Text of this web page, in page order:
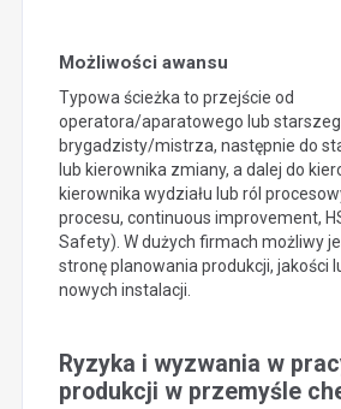
Możliwości awansu
Typowa ścieżka to przejście od
operatora/aparatowego lub
brygadzisty/mistrza, następnie do
lub kierownika zmiany, a dalej do
kierownika wydziału lub ról
procesu, continuous improvement,
Safety). W dużych firmach możliwy
stronę planowania produkcji, jakości
nowych instalacji.
Ryzyka i wyzwania w
produkcji w przemyśle